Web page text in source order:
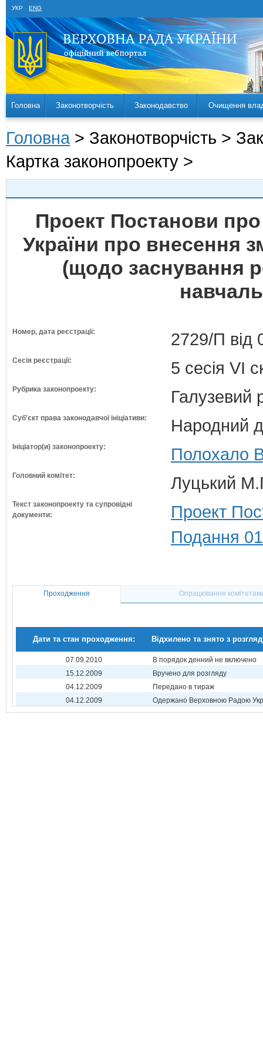
УКР ENG
Головна Законотворчість Законодавство Очищення
Головна > Законотворчість >
Картка законопроекту >
Проект Постанови
України про внесення
(щодо заснування
Номер, дата реєстрації: 2729/П від
Сесія реєстрації: 5 сесія VI
Рубрика законопроекту: Галузевий
Суб'єкт права законодавчої ініціативи: Народний
Ініціатор(и) законопроекту: Полохало
Головний комітет: Луцький
Текст законопроекту та супровідні
документи:
Проект
Подання
Проходження Опрацювання
Дати та стан проходження: Відхилено та знято з
07.09.2010
В порядок денний не включено
15.12.2009
Вручено для розгляду
04.12.2009
Передано в тираж
04.12.2009
Одержано Верховною Радою